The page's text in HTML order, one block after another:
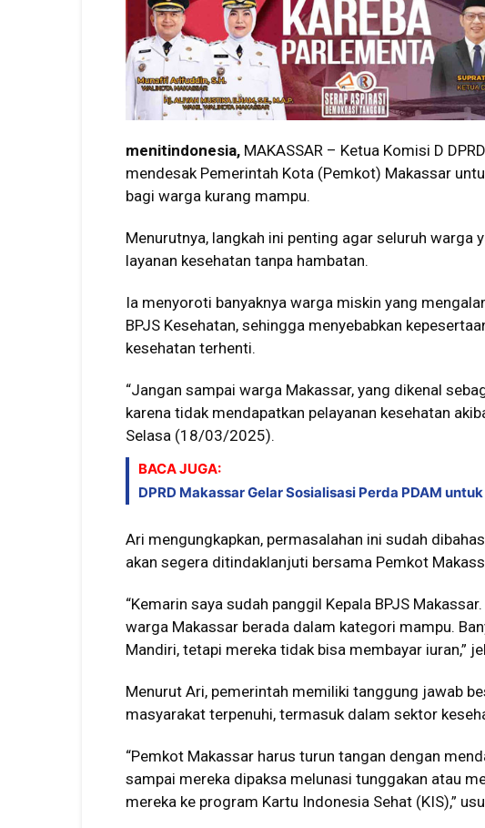
menitindonesia, MAKASSAR – Ketua Komisi D
mendesak Pemerintah Kota (Pemkot) Makassar
bagi warga kurang mampu.
Menurutnya, langkah ini penting agar seluruh warga
layanan kesehatan tanpa hambatan.
Ia menyoroti banyaknya warga miskin yang
BPJS Kesehatan, sehingga menyebabkan
kesehatan terhenti.
“Jangan sampai warga Makassar, yang dikenal
karena tidak mendapatkan pelayanan kesehatan
Selasa (18/03/2025).
BACA JUGA:
DPRD Makassar Gelar Sosialisasi Perda PDAM
Ari mengungkapkan, permasalahan ini sudah
akan segera ditindaklanjuti bersama Pemkot
“Kemarin saya sudah panggil Kepala BPJS
warga Makassar berada dalam kategori mampu.
Mandiri, tetapi mereka tidak bisa membayar iuran,”
Menurut Ari, pemerintah memiliki tanggung jawab
masyarakat terpenuhi, termasuk dalam sektor
“Pemkot Makassar harus turun tangan dengan
sampai mereka dipaksa melunasi tunggakan atau
mereka ke program Kartu Indonesia Sehat (KIS),”